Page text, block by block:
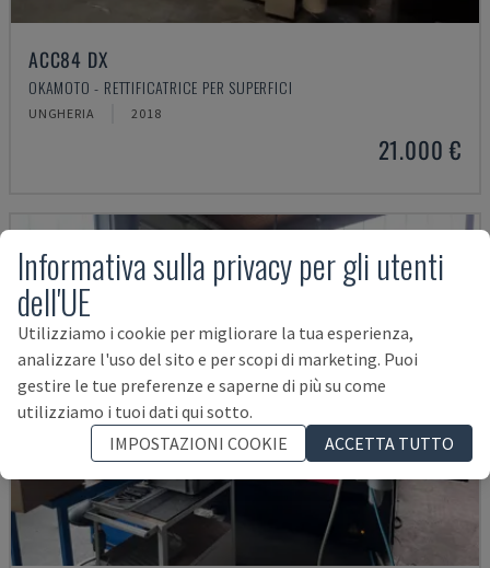
ACC84 DX
OKAMOTO - RETTIFICATRICE PER SUPERFICI
UNGHERIA 2018
21.000 €
Informativa sulla privacy per gli utenti
dell'UE
Utilizziamo i cookie per migliorare la tua esperienza,
analizzare l'uso del sito e per scopi di marketing. Puoi
gestire le tue preferenze e saperne di più su come
utilizziamo i tuoi dati qui sotto.
IMPOSTAZIONI COOKIE
ACCETTA TUTTO